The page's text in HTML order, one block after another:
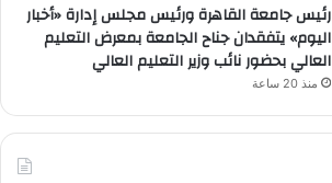
رئيس جامعة القاهرة ورئيس مجلس إدارة «أخبار
اليوم» يتفقدان جناح الجامعة بمعرض التعليم
العالي بحضور نائب وزير التعليم العالي
منذ 20 ساعة